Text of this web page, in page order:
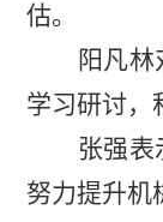
估。
阳凡
学习研讨，
张强
努力提升机